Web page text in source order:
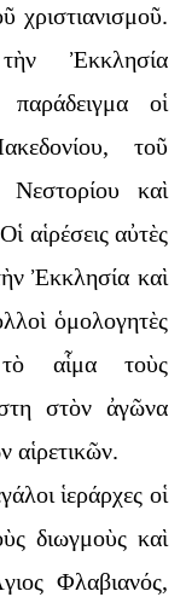
χριστιανισμοῦ.
Ἐκκλησία
οἱ
τοῦ
καὶ
αἱρέσεις αὐτὲς
Ἐκκλησία καὶ
ὁμολογητὲς
αἷμα τοὺς
στὸν ἀγῶνα
αἱρετικῶν.
ἱεράρχες οἱ
διωγμοὺς καὶ
Φλαβιανός,